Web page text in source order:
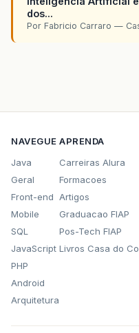
dos...
Por Fabricio Carraro —
NAVEGUE
Java
Geral
Front-end
Mobile
SQL
JavaScript
PHP
Android
Arquitetura
APRENDA
Carreiras Alura
Formacoes
Artigos
Graduacao FIAP
Pos-Tech FIAP
Livros Casa do